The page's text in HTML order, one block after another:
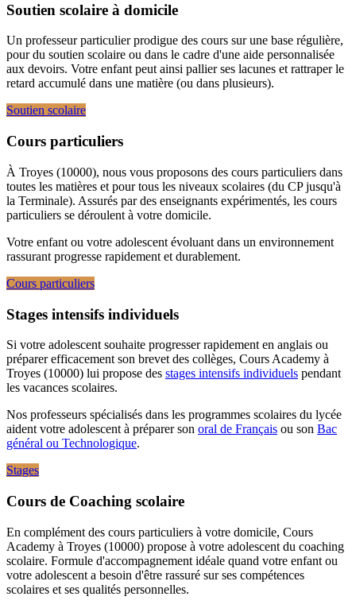
Soutien scolaire à domicile
Un professeur particulier prodigue des cours sur une base régulière,
pour du soutien scolaire ou dans le cadre d'une aide personnalisée
aux devoirs. Votre enfant peut ainsi pallier ses lacunes et rattraper le
retard accumulé dans une matière (ou dans plusieurs).
Soutien scolaire
Cours particuliers
À Troyes (10000), nous vous proposons des cours particuliers dans
toutes les matières et pour tous les niveaux scolaires (du CP jusqu'à
la Terminale). Assurés par des enseignants expérimentés, les cours
particuliers se déroulent à votre domicile.
Votre enfant ou votre adolescent évoluant dans un environnement
rassurant progresse rapidement et durablement.
Cours particuliers
Stages intensifs individuels
Si votre adolescent souhaite progresser rapidement en anglais ou
préparer efficacement son brevet des collèges, Cours Academy à
Troyes (10000) lui propose des stages intensifs individuels pendant
les vacances scolaires.
Nos professeurs spécialisés dans les programmes scolaires du lycée
aident votre adolescent à préparer son oral de Français ou son Bac
général ou Technologique.
Stages
Cours de Coaching scolaire
En complément des cours particuliers à votre domicile, Cours
Academy à Troyes (10000) propose à votre adolescent du coaching
scolaire. Formule d'accompagnement idéale quand votre enfant ou
votre adolescent a besoin d'être rassuré sur ses compétences
scolaires et ses qualités personnelles.